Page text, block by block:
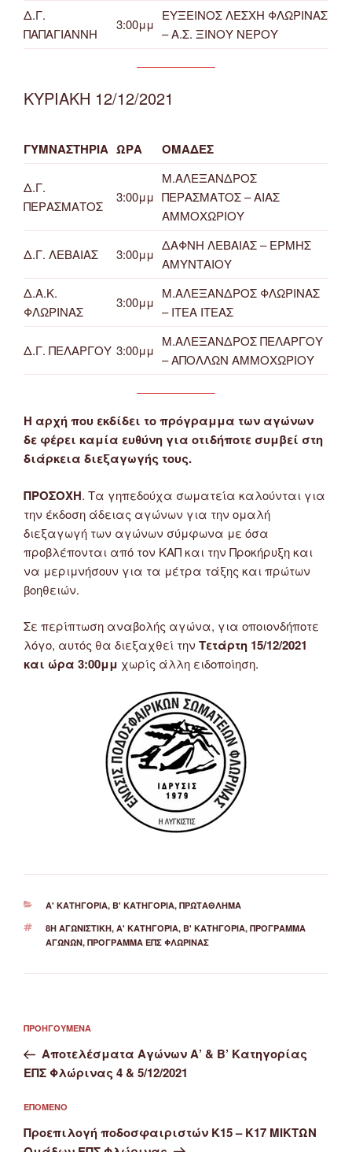
Δ.Γ.
ΠΑΠΑΓΙΑΝΝΗ
3:00μμ
ΕΥΞΕΙΝΟΣ ΛΕΣΧΗ ΦΛΩΡΙΝΑΣ
– Α.Σ. ΞΙΝΟΥ ΝΕΡΟΥ
ΚΥΡΙΑΚΗ 12/12/2021
ΓΥΜΝΑΣΤΗΡΙΑ ΩΡΑ ΟΜΑΔΕΣ
Δ.Γ.
ΠΕΡΑΣΜΑΤΟΣ
3:00μμ
Μ.ΑΛΕΞΑΝΔΡΟΣ
ΠΕΡΑΣΜΑΤΟΣ – ΑΙΑΣ
ΑΜΜΟΧΩΡΙΟΥ
Δ.Γ. ΛΕΒΑΙΑΣ 3:00μμ
ΔΑΦΝΗ ΛΕΒΑΙΑΣ – ΕΡΜΗΣ
ΑΜΥΝΤΑΙΟΥ
Δ.Α.Κ.
ΦΛΩΡΙΝΑΣ
3:00μμ
Μ.ΑΛΕΞΑΝΔΡΟΣ ΦΛΩΡΙΝΑΣ
– ΙΤΕΑ ΙΤΕΑΣ
Δ.Γ. ΠΕΛΑΡΓΟΥ 3:00μμ
Μ.ΑΛΕΞΑΝΔΡΟΣ ΠΕΛΑΡΓΟΥ
– ΑΠΟΛΛΩΝ ΑΜΜΟΧΩΡΙΟΥ
Η αρχή που εκδίδει το πρόγραμμα των αγώνων
δε φέρει καμία ευθύνη για οτιδήποτε συμβεί στη
διάρκεια διεξαγωγής τους.
ΠΡΟΣΟΧΗ. Τα γηπεδούχα σωματεία καλούνται για
την έκδοση άδειας αγώνων για την ομαλή
διεξαγωγή των αγώνων σύμφωνα με όσα
προβλέπονται από τον ΚΑΠ και την Προκήρυξη και
να μεριμνήσουν για τα μέτρα τάξης και πρώτων
βοηθειών.
Σε περίπτωση αναβολής αγώνα, για οποιονδήποτε
λόγο, αυτός θα διεξαχθεί την Τετάρτη 15/12/2021
και ώρα 3:00μμ χωρίς άλλη ειδοποίηση.
ΚΑΤΗΓΟΡΊΕΣ
Α' ΚΑΤΗΓΟΡΊΑ, Β' ΚΑΤΗΓΟΡΊΑ, ΠΡΩΤΆΘΛΗΜΑ
ΕΤΙΚΈΤΕΣ
8Η ΑΓΩΝΙΣΤΙΚΉ, Α' ΚΑΤΗΓΟΡΙΑ, Β' ΚΑΤΗΓΟΡΙΑ, ΠΡΌΓΡΑΜΜΑ
ΑΓΏΝΩΝ, ΠΡΌΓΡΑΜΜΑ ΕΠΣ ΦΛΏΡΙΝΑΣ
άρθρων
Προηγούμενο
άρθρο
ΠΡΟΗΓΟΎΜΕΝΑ
Αποτελέσματα Αγώνων Α’ & Β’ Κατηγορίας
ΕΠΣ Φλώρινας 4 & 5/12/2021
Επόμενο
άρθρο
ΕΠΌΜΕΝΟ
Προεπιλογή ποδοσφαιριστών Κ15 – Κ17 ΜΙΚΤΩΝ